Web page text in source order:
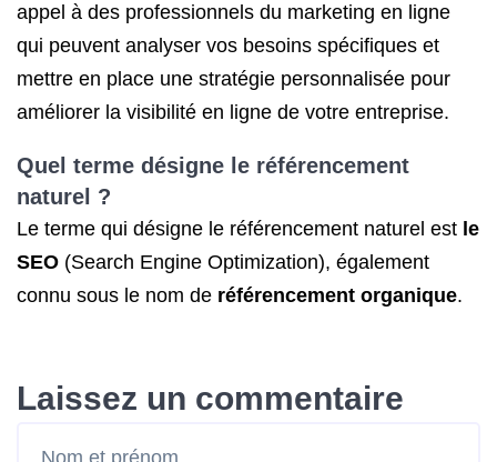
appel à des professionnels du marketing en ligne
qui peuvent analyser vos besoins spécifiques et
mettre en place une stratégie personnalisée pour
améliorer la visibilité en ligne de votre entreprise.
Quel terme désigne le référencement
naturel ?
Le terme qui désigne le référencement naturel est le
SEO (Search Engine Optimization), également
connu sous le nom de référencement organique.
Laissez un commentaire